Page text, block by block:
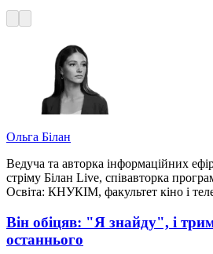
Ольга Білан
Ведуча та авторка інформаційних
стріму Білан Live, співавторка
Освіта: КНУКІМ, факультет кіно і
Він обіцяв: "Я знайду", і
останнього